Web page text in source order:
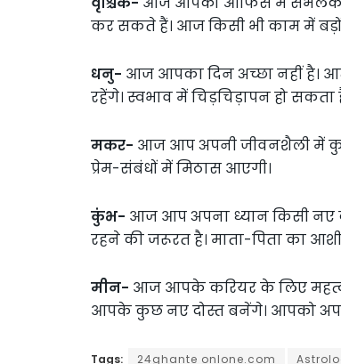
कर सकते हैं। आज किसी भी काम में
धनु- आज आपका दिन अच्छा नहीं है।
रहेंगे। स्वभाव में चिड़चिड़ापन हो सकता
मकर- आज आप अपनी जीवनशैली में
प्रेम-संबंधों में मिठास आएगी।
कुंभ- आज आप अपना ध्यान किसी नए
रहने की जरूरत है। माता-पिता का
मीन- आज आपके करियर के लिए
आपके कुछ नए दोस्त बनेंगे। आपको
Tags: 24ghante onlone.com